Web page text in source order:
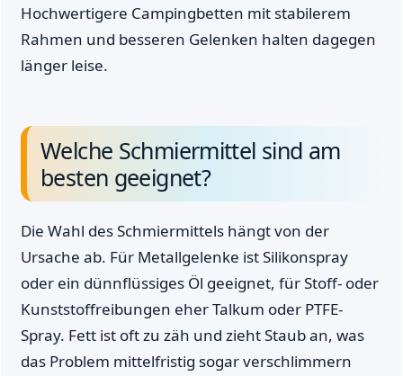
Hochwertigere Campingbetten mit stabilerem
Rahmen und besseren Gelenken halten dagegen
länger leise.
Welche Schmiermittel sind am
besten geeignet?
Die Wahl des Schmiermittels hängt von der
Ursache ab. Für Metallgelenke ist Silikonspray
oder ein dünnflüssiges Öl geeignet, für Stoff- oder
Kunststoffreibungen eher Talkum oder PTFE-
Spray. Fett ist oft zu zäh und zieht Staub an, was
das Problem mittelfristig sogar verschlimmern